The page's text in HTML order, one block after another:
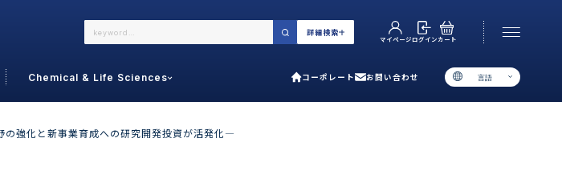
詳細検索
マイページログインカート
Chemical & Life Sciences コーポレート お問い合わせ 言語
強化と新事業育成への研究開発投資が活発化―